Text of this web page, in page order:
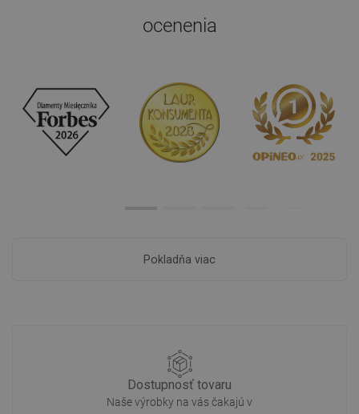
ocenenia
Pokladňa viac
Dostupnosť tovaru
Naše výrobky na vás čakajú v